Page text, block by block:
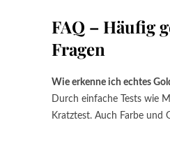
FAQ – Häufig
Fragen
Wie erkenne ich echtes
Durch einfache Tests wie
Kratztest. Auch Farbe und